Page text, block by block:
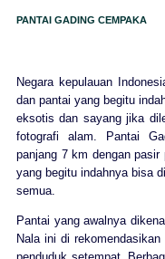
PANTAI GADING CEMPAKA
Negara kepulauan
dan pantai yang begitu
eksotis dan sayang jika
fotografi alam. Pantai
panjang 7 km dengan pasir
yang begitu indahnya bisa
semua.
Pantai yang awalnya
Nala ini di